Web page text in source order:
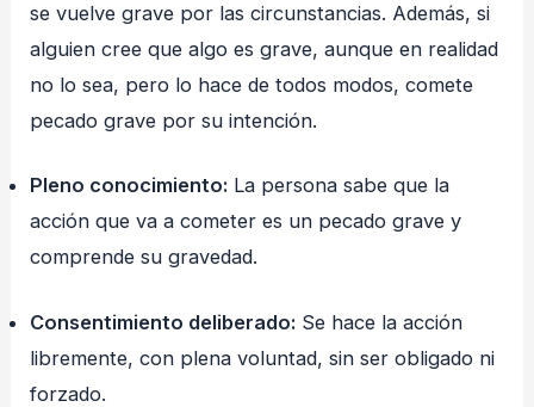
se vuelve grave por las circunstancias. Además, si
alguien cree que algo es grave, aunque en realidad
no lo sea, pero lo hace de todos modos, comete
pecado grave por su intención.
Pleno conocimiento: La persona sabe que la
acción que va a cometer es un pecado grave y
comprende su gravedad.
Consentimiento deliberado: Se hace la acción
libremente, con plena voluntad, sin ser obligado ni
forzado.